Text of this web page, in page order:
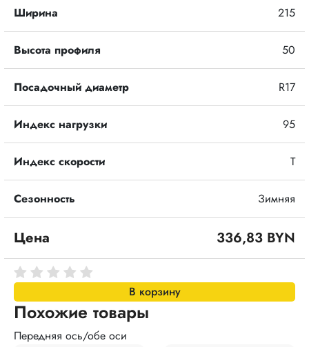
Ширина 215
Высота профиля 50
Посадочный диаметр R17
Индекс нагрузки 95
Индекс скорости T
Сезонность Зимняя
Цена 336,83 BYN
В корзину
Похожие товары
Передняя ось/обе оси